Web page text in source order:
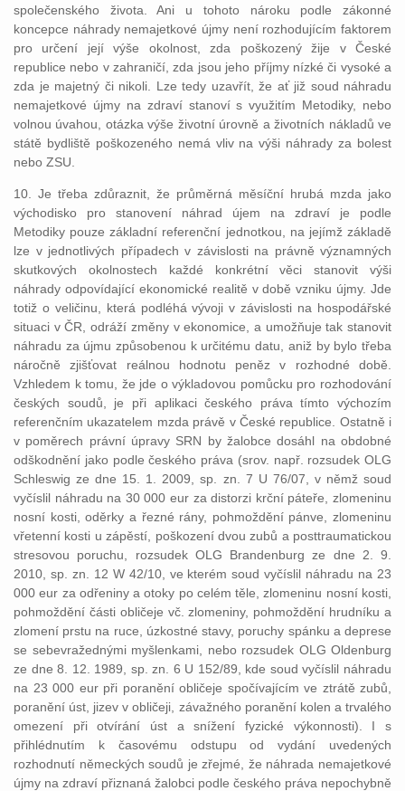
společenského života. Ani u tohoto nároku podle zákonné
koncepce náhrady nemajetkové újmy není rozhodujícím faktorem
pro určení její výše okolnost, zda poškozený žije v České
republice nebo v zahraničí, zda jsou jeho příjmy nízké či vysoké a
zda je majetný či nikoli. Lze tedy uzavřít, že ať již soud náhradu
nemajetkové újmy na zdraví stanoví s využitím Metodiky, nebo
volnou úvahou, otázka výše životní úrovně a životních nákladů ve
státě bydliště poškozeného nemá vliv na výši náhrady za bolest
nebo ZSU.
10. Je třeba zdůraznit, že průměrná měsíční hrubá mzda jako
východisko pro stanovení náhrad újem na zdraví je podle
Metodiky pouze základní referenční jednotkou, na jejímž základě
lze v jednotlivých případech v závislosti na právně významných
skutkových okolnostech každé konkrétní věci stanovit výši
náhrady odpovídající ekonomické realitě v době vzniku újmy. Jde
totiž o veličinu, která podléhá vývoji v závislosti na hospodářské
situaci v ČR, odráží změny v ekonomice, a umožňuje tak stanovit
náhradu za újmu způsobenou k určitému datu, aniž by bylo třeba
náročně zjišťovat reálnou hodnotu peněz v rozhodné době.
Vzhledem k tomu, že jde o výkladovou pomůcku pro rozhodování
českých soudů, je při aplikaci českého práva tímto výchozím
referenčním ukazatelem mzda právě v České republice. Ostatně i
v poměrech právní úpravy SRN by žalobce dosáhl na obdobné
odškodnění jako podle českého práva (srov. např. rozsudek OLG
Schleswig ze dne 15. 1. 2009, sp. zn. 7 U 76/07, v němž soud
vyčíslil náhradu na 30 000 eur za distorzi krční páteře, zlomeninu
nosní kosti, oděrky a řezné rány, pohmoždění pánve, zlomeninu
vřetenní kosti u zápěstí, poškození dvou zubů a posttraumatickou
stresovou poruchu, rozsudek OLG Brandenburg ze dne 2. 9.
2010, sp. zn. 12 W 42/10, ve kterém soud vyčíslil náhradu na 23
000 eur za odřeniny a otoky po celém těle, zlomeninu nosní kosti,
pohmoždění části obličeje vč. zlomeniny, pohmoždění hrudníku a
zlomení prstu na ruce, úzkostné stavy, poruchy spánku a deprese
se sebevražednými myšlenkami, nebo rozsudek OLG Oldenburg
ze dne 8. 12. 1989, sp. zn. 6 U 152/89, kde soud vyčíslil náhradu
na 23 000 eur při poranění obličeje spočívajícím ve ztrátě zubů,
poranění úst, jizev v obličeji, závažného poranění kolen a trvalého
omezení při otvírání úst a snížení fyzické výkonnosti). I s
přihlédnutím k časovému odstupu od vydání uvedených
rozhodnutí německých soudů je zřejmé, že náhrada nemajetkové
újmy na zdraví přiznaná žalobci podle českého práva nepochybně